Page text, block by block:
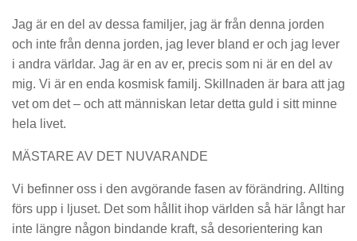
Jag är en del av dessa familjer, jag är från denna jorden
och inte från denna jorden, jag lever bland er och jag lever
i andra världar. Jag är en av er, precis som ni är en del av
mig. Vi är en enda kosmisk familj. Skillnaden är bara att jag
vet om det – och att människan letar detta guld i sitt minne
hela livet.
MÄSTARE AV DET NUVARANDE
Vi befinner oss i den avgörande fasen av förändring. Allting
förs upp i ljuset. Det som hållit ihop världen så här långt har
inte längre någon bindande kraft, så desorientering kan